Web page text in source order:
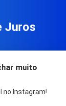
Juros
muito
no Instagram!